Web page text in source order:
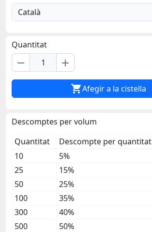
Quantitat
remove add
Afegir a la cistella
Descomptes per volum
Quantitat
Descompte per quantitat
10
5%
25
15%
50
25%
100
35%
300
40%
500
50%